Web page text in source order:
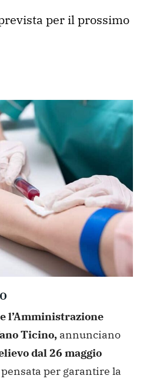
per il prossimo
l’Amministrazione
Ticino,annunciano
dal 26 maggio
per garantire la